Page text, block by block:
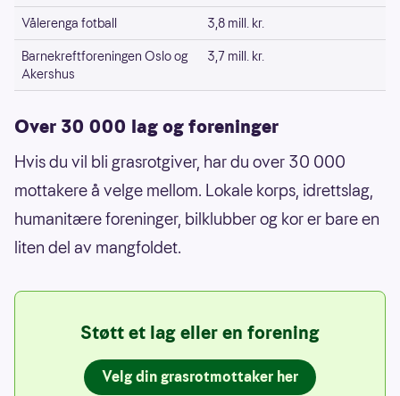
Vålerenga fotball
3,8 mill. kr.
Barnekreftforeningen Oslo og
Akershus
3,7 mill. kr.
Over 30 000 lag og foreninger
Hvis du vil bli grasrotgiver, har du over 30 000
mottakere å velge mellom. Lokale korps, idrettslag,
humanitære foreninger, bilklubber og kor er bare en
liten del av mangfoldet.
Støtt et lag eller en forening
Velg din grasrotmottaker her